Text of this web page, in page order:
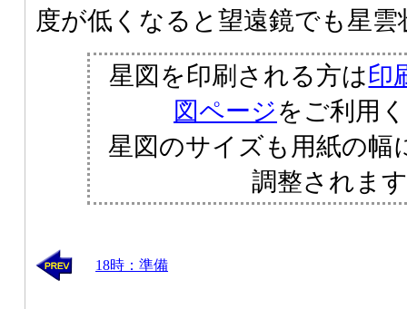
度が低くなると望遠鏡でも星
星図を印刷される方は印
図ページをご利用
星図のサイズも用紙の幅
調整されま
18時：準備